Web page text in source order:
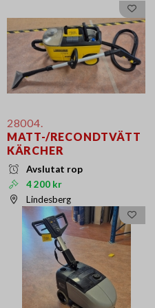
28004.
MATT-/RECONDTVÄTT
KÄRCHER
Avslutat rop
4 200 kr
Lindesberg